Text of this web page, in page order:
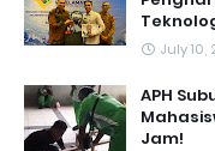
July 10,
APH
Jam!